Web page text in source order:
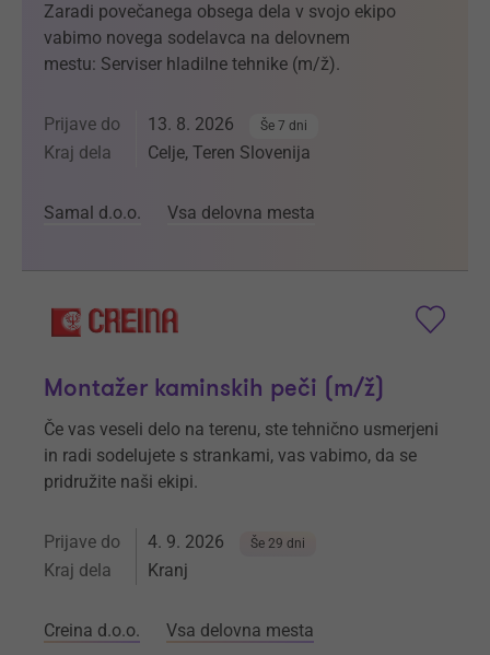
Zaradi povečanega obsega dela v svojo ekipo
vabimo novega sodelavca na delovnem
mestu: Serviser hladilne tehnike (m/ž).
Prijave do 13. 8. 2026 Še 7 dni
Kraj dela Celje, Teren Slovenija
Samal d.o.o. Vsa delovna mesta
Montažer kaminskih peči (m/ž)
Če vas veseli delo na terenu, ste tehnično usmerjeni
in radi sodelujete s strankami, vas vabimo, da se
pridružite naši ekipi.
Prijave do 4. 9. 2026 Še 29 dni
Kraj dela Kranj
Creina d.o.o. Vsa delovna mesta